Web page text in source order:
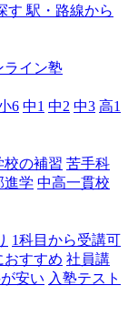
す 駅・路線から
ライン塾
6 中1 中2 中3 高1
校の補習 苦手科
進学 中高一貫校
1科目から受講可
おすすめ 社員講
安い 入塾テスト